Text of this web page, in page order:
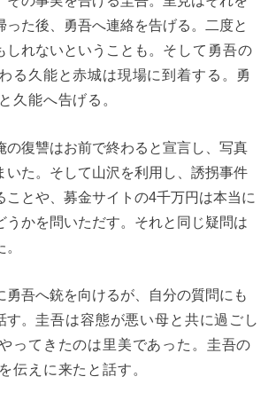
った後、勇吾へ連絡を告げる。二度と
れないということも。 そして勇吾の
る久能と赤城は現場に到着する。勇
久能へ告げる。
の復讐はお前で終わると宣言し、写真
いた。そして山沢を利用し、誘拐事件
ことや、募金サイトの4千万円は本当に
うかを問いただす。それと同じ疑問は
勇吾へ銃を向けるが、自分の質問にも
す。圭吾は容態が悪い母と共に過ごし
ってきたのは里美であった。圭吾の
伝えに来たと話す。